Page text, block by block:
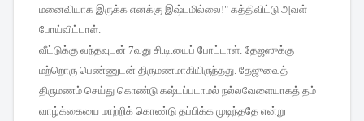
மனைவியாக இருக்க எனக்கு இஷ்டமில்லை!" கத்திவிட்டு அவள்
போய்விட்டாள்.
வீட்டுக்கு வந்தவுடன் 7வது சி.டி.யைப் போட்டாள். தேஜஸுக்கு
மற்றொரு பெண்ணுடன் திருமணமாகியிருந்தது. தேஜுவைத்
திருமணம் செய்து கொண்டு கஷ்டப்படாமல் நல்லவேளையாகத் தம்
வாழ்க்கையை மாற்றிக் கொண்டு தப்பிக்க முடிந்ததே என்று